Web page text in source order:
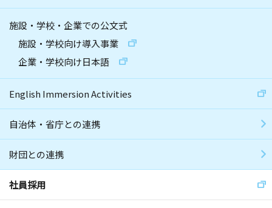
施設・学校・企業での公文式
施設・学校向け導入事業
企業・学校向け日本語
English Immersion Activities
自治体・省庁との連携
財団との連携
社員採用